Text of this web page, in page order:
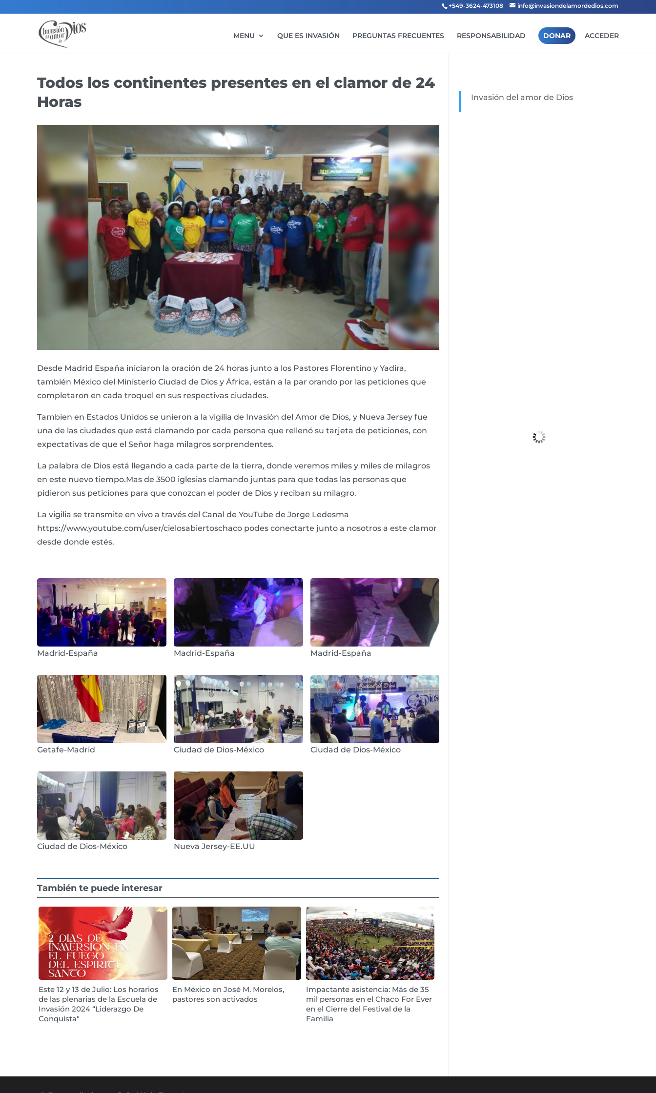
+549-3624-473108 info@invasiondelamordedios.com
MENU QUE ES INVASIÓN PREGUNTAS FRECUENTES RESPONSABILIDAD DONAR ACCEDER
Todos los continentes presentes en el clamor de 24
Horas
Desde Madrid España iniciaron la oración de 24 horas junto a los Pastores Florentino y Yadira,
también México del Ministerio Ciudad de Dios y África, están a la par orando por las peticiones que
completaron en cada troquel en sus respectivas ciudades.
Tambien en Estados Unidos se unieron a la vigilia de Invasión del Amor de Dios, y Nueva Jersey fue
una de las ciudades que está clamando por cada persona que rellenó su tarjeta de peticiones, con
expectativas de que el Señor haga milagros sorprendentes.
La palabra de Dios está llegando a cada parte de la tierra, donde veremos miles y miles de milagros
en este nuevo tiempo.Mas de 3500 iglesias clamando juntas para que todas las personas que
pidieron sus peticiones para que conozcan el poder de Dios y reciban su milagro.
La vigilia se transmite en vivo a través del Canal de YouTube de Jorge Ledesma
https://www.youtube.com/user/cielosabiertoschaco podes conectarte junto a nosotros a este clamor
desde donde estés.
Madrid-España Madrid-España Madrid-España
Getafe-Madrid Ciudad de Dios-México Ciudad de Dios-México
Ciudad de Dios-México Nueva Jersey-EE.UU
También te puede interesar
Este 12 y 13 de Julio: Los horarios
de las plenarias de la Escuela de
Invasión 2024 “Liderazgo De
Conquista"
En México en José M. Morelos,
pastores son activados
Impactante asistencia: Más de 35
mil personas en el Chaco For Ever
en el Cierre del Festival de la
Familia
Invasión del amor de Dios